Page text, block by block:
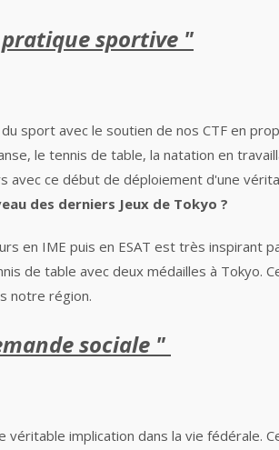
sportive "
sport avec le soutien de nos CTF en
le tennis de table, la natation en
avec ce début de déploiement d'une
des derniers Jeux de Tokyo ?
en IME puis en ESAT est très inspirant
de table avec deux médailles à Tokyo.
notre région.
sociale "
implication dans la vie fédérale.